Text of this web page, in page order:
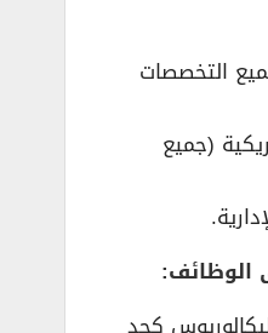
التخصصات
(جميع
الوظائف: